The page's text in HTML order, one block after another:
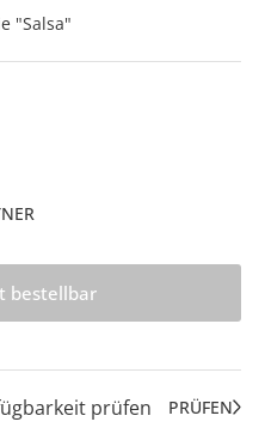
"Salsa"
bestellbar
prüfen PRÜFEN